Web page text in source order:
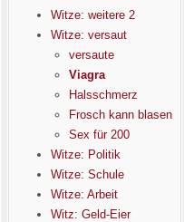
Witze: weitere 2
Witze: versaut
versaute
Viagra
Halsschmerz
Frosch kann blasen
Sex für 200
Witze: Politik
Witze: Schule
Witze: Arbeit
Witz: Geld-Eier